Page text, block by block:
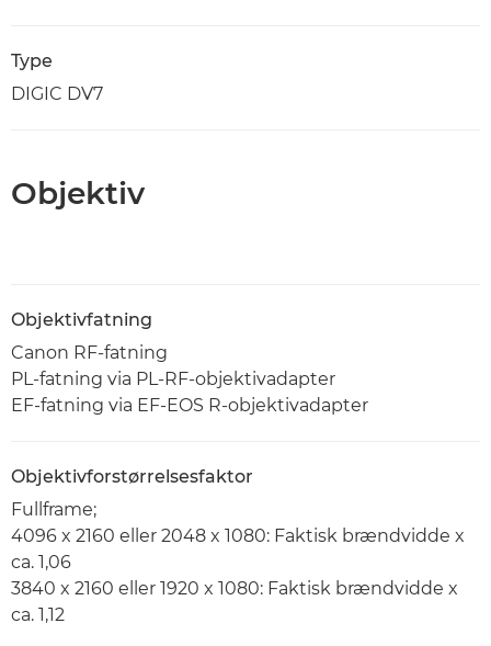
Type
DIGIC DV7
Objektiv
Objektivfatning
Canon RF-fatning
PL-fatning via PL-RF-objektivadapter
EF-fatning via EF-EOS R-objektivadapter
Objektivforstørrelsesfaktor
Fullframe;
4096 x 2160 eller 2048 x 1080: Faktisk brændvidde x
ca. 1,06
3840 x 2160 eller 1920 x 1080: Faktisk brændvidde x
ca. 1,12